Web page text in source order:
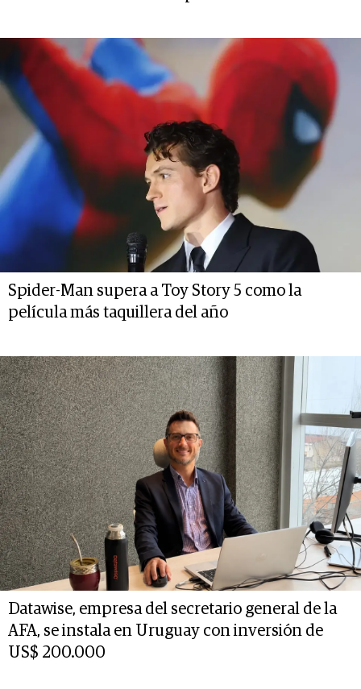
Spider-Man supera a Toy Story 5 como la
película más taquillera del año
Datawise, empresa del secretario general de la
AFA, se instala en Uruguay con inversión de
US$ 200.000